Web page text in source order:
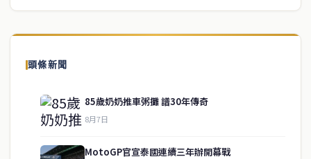
頭條新聞
85歲奶奶推車粥攤 譜30年傳奇
8月7日
MotoGP官宣泰國連續三年辦開幕戰